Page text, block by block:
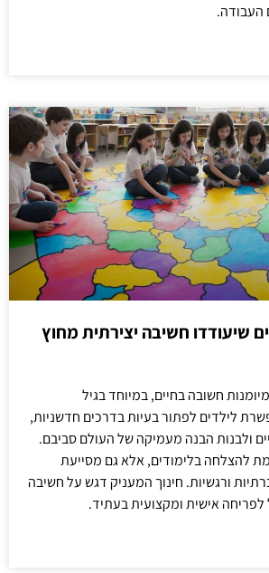
העבודה.
שיעודדו חשיבה יצירתית מחוץ
חשובה בחיים, במיוחד בגיל
לילדים לפתור בעיות בדרכים חדשניות,
ולבנות הבנה מעמיקה של העולם סביבם.
להצלחה בלימודים, אלא גם מסייעת
ורגשיות. חינוך המעניק דגש על חשיבה
לפריחה אישית ומקצועית בעתיד.